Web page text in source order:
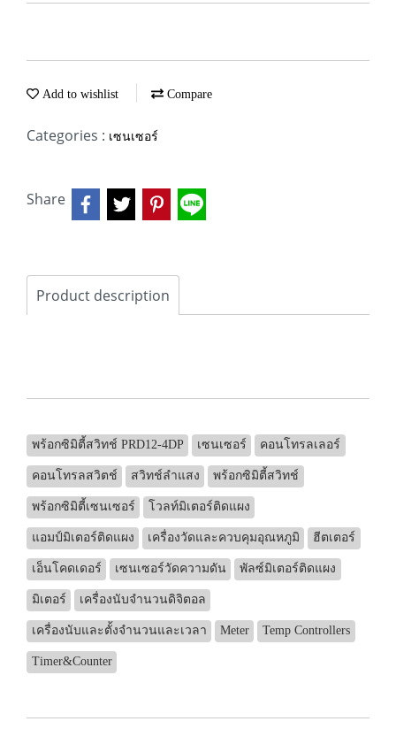
Add to wishlist Compare
Categories : เซนเซอร์
Share
Product description
พร้อกซิมิตี้สวิทช์ PRD12-4DP เซนเซอร์ คอนโทรลเลอร์
คอนโทรลสวิตช์ สวิทช์ลำแสง พร้อกซิมิตี้สวิทช์
พร้อกซิมิตี้เซนเซอร์ โวลท์มิเตอร์ติดแผง
แอมป์มิเตอร์ติดแผง เครื่องวัดและควบคุมอุณหภูมิ ฮีตเตอร์
เอ็นโคดเดอร์ เซนเซอร์วัดความดัน พัลซ์มิเตอร์ติดแผง
มิเตอร์ เครื่องนับจำนวนดิจิตอล
เครื่องนับและตั้งจำนวนและเวลา Meter Temp Controllers
Timer&Counter